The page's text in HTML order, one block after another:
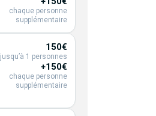
chaque personne
supplémentaire
150€
jusqu’à 1 personnes
+150€
chaque personne
supplémentaire